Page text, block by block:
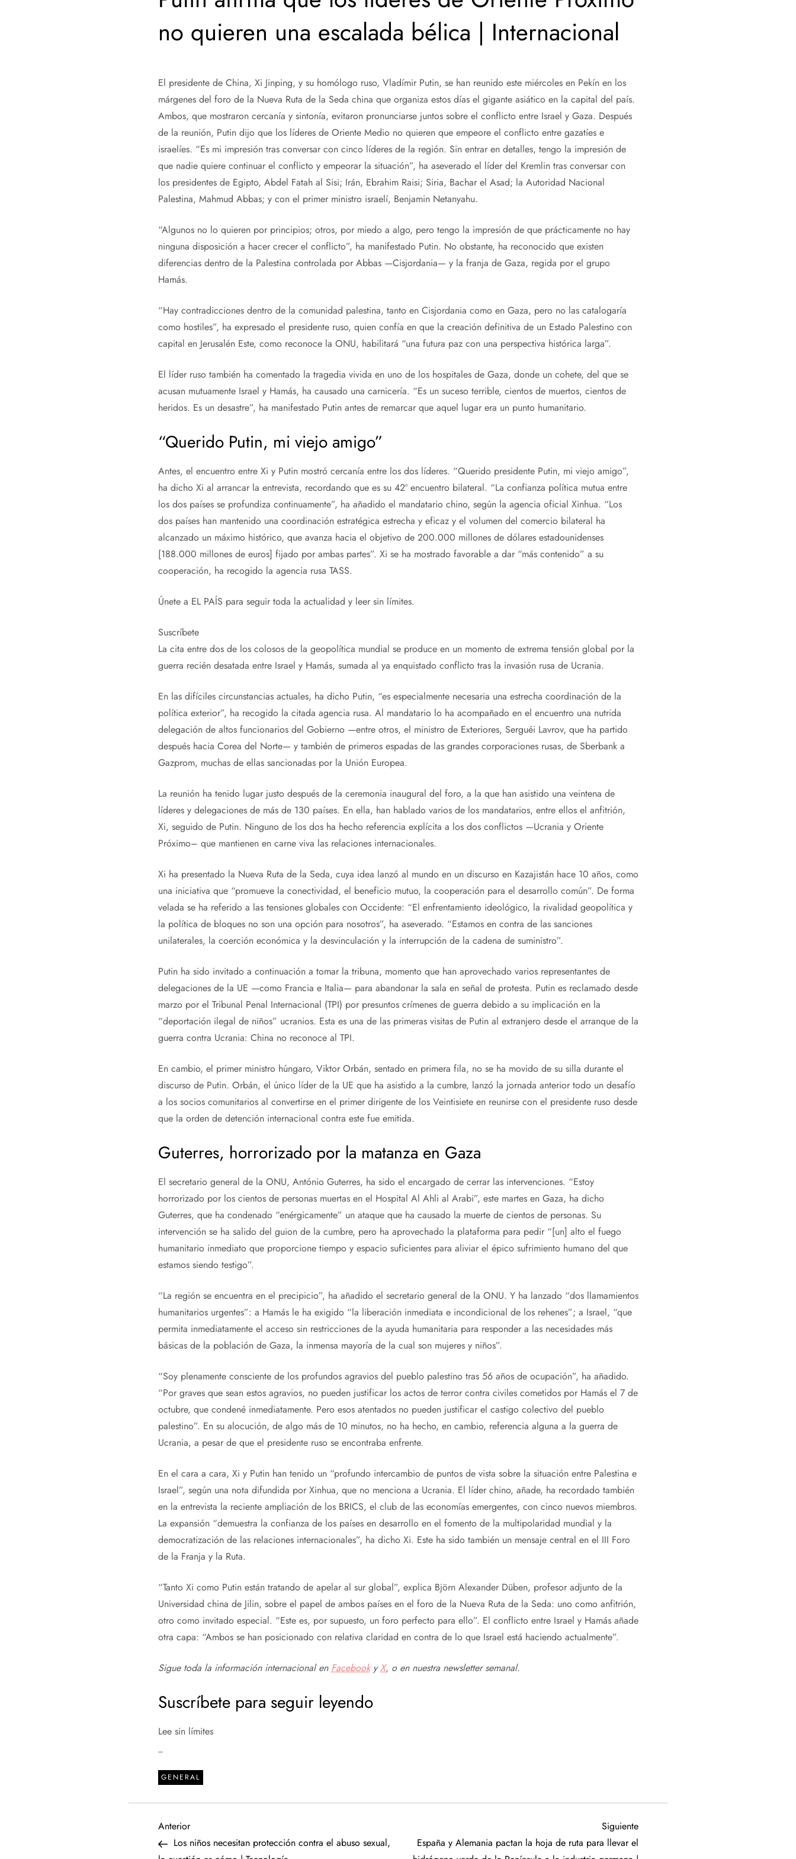
no quieren una escalada bélica | Internacional
El presidente de China, Xi Jinping, y su homólogo ruso, Vladímir Putin, se han reunido este miércoles en Pekín en los
márgenes del foro de la Nueva Ruta de la Seda china que organiza estos días el gigante asiático en la capital del país.
Ambos, que mostraron cercanía y sintonía, evitaron pronunciarse juntos sobre el conflicto entre Israel y Gaza. Después
de la reunión, Putin dijo que los líderes de Oriente Medio no quieren que empeore el conflicto entre gazatíes e
israelíes. “Es mi impresión tras conversar con cinco líderes de la región. Sin entrar en detalles, tengo la impresión de
que nadie quiere continuar el conflicto y empeorar la situación”, ha aseverado el líder del Kremlin tras conversar con
los presidentes de Egipto, Abdel Fatah al Sisi; Irán, Ebrahim Raisi; Siria, Bachar el Asad; la Autoridad Nacional
Palestina, Mahmud Abbas; y con el primer ministro israelí, Benjamin Netanyahu.
“Algunos no lo quieren por principios; otros, por miedo a algo, pero tengo la impresión de que prácticamente no hay
ninguna disposición a hacer crecer el conflicto”, ha manifestado Putin. No obstante, ha reconocido que existen
diferencias dentro de la Palestina controlada por Abbas —Cisjordania— y la franja de Gaza, regida por el grupo
Hamás.
“Hay contradicciones dentro de la comunidad palestina, tanto en Cisjordania como en Gaza, pero no las catalogaría
como hostiles”, ha expresado el presidente ruso, quien confía en que la creación definitiva de un Estado Palestino con
capital en Jerusalén Este, como reconoce la ONU, habilitará “una futura paz con una perspectiva histórica larga”.
El líder ruso también ha comentado la tragedia vivida en uno de los hospitales de Gaza, donde un cohete, del que se
acusan mutuamente Israel y Hamás, ha causado una carnicería. “Es un suceso terrible, cientos de muertos, cientos de
heridos. Es un desastre”, ha manifestado Putin antes de remarcar que aquel lugar era un punto humanitario.
“Querido Putin, mi viejo amigo”
Antes, el encuentro entre Xi y Putin mostró cercanía entre los dos líderes. “Querido presidente Putin, mi viejo amigo”,
ha dicho Xi al arrancar la entrevista, recordando que es su 42º encuentro bilateral. “La confianza política mutua entre
los dos países se profundiza continuamente”, ha añadido el mandatario chino, según la agencia oficial Xinhua. “Los
dos países han mantenido una coordinación estratégica estrecha y eficaz y el volumen del comercio bilateral ha
alcanzado un máximo histórico, que avanza hacia el objetivo de 200.000 millones de dólares estadounidenses
[188.000 millones de euros] fijado por ambas partes”. Xi se ha mostrado favorable a dar “más contenido” a su
cooperación, ha recogido la agencia rusa TASS.
Únete a EL PAÍS para seguir toda la actualidad y leer sin límites.
Suscríbete
La cita entre dos de los colosos de la geopolítica mundial se produce en un momento de extrema tensión global por la
guerra recién desatada entre Israel y Hamás, sumada al ya enquistado conflicto tras la invasión rusa de Ucrania.
En las difíciles circunstancias actuales, ha dicho Putin, “es especialmente necesaria una estrecha coordinación de la
política exterior”, ha recogido la citada agencia rusa. Al mandatario lo ha acompañado en el encuentro una nutrida
delegación de altos funcionarios del Gobierno —entre otros, el ministro de Exteriores, Serguéi Lavrov, que ha partido
después hacia Corea del Norte— y también de primeros espadas de las grandes corporaciones rusas, de Sberbank a
Gazprom, muchas de ellas sancionadas por la Unión Europea.
La reunión ha tenido lugar justo después de la ceremonia inaugural del foro, a la que han asistido una veintena de
líderes y delegaciones de más de 130 países. En ella, han hablado varios de los mandatarios, entre ellos el anfitrión,
Xi, seguido de Putin. Ninguno de los dos ha hecho referencia explícita a los dos conflictos —Ucrania y Oriente
Próximo– que mantienen en carne viva las relaciones internacionales.
Xi ha presentado la Nueva Ruta de la Seda, cuya idea lanzó al mundo en un discurso en Kazajistán hace 10 años, como
una iniciativa que “promueve la conectividad, el beneficio mutuo, la cooperación para el desarrollo común”. De forma
velada se ha referido a las tensiones globales con Occidente: “El enfrentamiento ideológico, la rivalidad geopolítica y
la política de bloques no son una opción para nosotros”, ha aseverado. “Estamos en contra de las sanciones
unilaterales, la coerción económica y la desvinculación y la interrupción de la cadena de suministro”.
Putin ha sido invitado a continuación a tomar la tribuna, momento que han aprovechado varios representantes de
delegaciones de la UE —como Francia e Italia— para abandonar la sala en señal de protesta. Putin es reclamado desde
marzo por el Tribunal Penal Internacional (TPI) por presuntos crímenes de guerra debido a su implicación en la
“deportación ilegal de niños” ucranios. Esta es una de las primeras visitas de Putin al extranjero desde el arranque de la
guerra contra Ucrania: China no reconoce al TPI.
En cambio, el primer ministro húngaro, Viktor Orbán, sentado en primera fila, no se ha movido de su silla durante el
discurso de Putin. Orbán, el único líder de la UE que ha asistido a la cumbre, lanzó la jornada anterior todo un desafío
a los socios comunitarios al convertirse en el primer dirigente de los Veintisiete en reunirse con el presidente ruso desde
que la orden de detención internacional contra este fue emitida.
Guterres, horrorizado por la matanza en Gaza
El secretario general de la ONU, António Guterres, ha sido el encargado de cerrar las intervenciones. “Estoy
horrorizado por los cientos de personas muertas en el Hospital Al Ahli al Arabi”, este martes en Gaza, ha dicho
Guterres, que ha condenado “enérgicamente” un ataque que ha causado la muerte de cientos de personas. Su
intervención se ha salido del guion de la cumbre, pero ha aprovechado la plataforma para pedir “[un] alto el fuego
humanitario inmediato que proporcione tiempo y espacio suficientes para aliviar el épico sufrimiento humano del que
estamos siendo testigo”.
“La región se encuentra en el precipicio”, ha añadido el secretario general de la ONU. Y ha lanzado “dos llamamientos
humanitarios urgentes”: a Hamás le ha exigido “la liberación inmediata e incondicional de los rehenes”; a Israel, “que
permita inmediatamente el acceso sin restricciones de la ayuda humanitaria para responder a las necesidades más
básicas de la población de Gaza, la inmensa mayoría de la cual son mujeres y niños”.
“Soy plenamente consciente de los profundos agravios del pueblo palestino tras 56 años de ocupación”, ha añadido.
“Por graves que sean estos agravios, no pueden justificar los actos de terror contra civiles cometidos por Hamás el 7 de
octubre, que condené inmediatamente. Pero esos atentados no pueden justificar el castigo colectivo del pueblo
palestino”. En su alocución, de algo más de 10 minutos, no ha hecho, en cambio, referencia alguna a la guerra de
Ucrania, a pesar de que el presidente ruso se encontraba enfrente.
En el cara a cara, Xi y Putin han tenido un “profundo intercambio de puntos de vista sobre la situación entre Palestina e
Israel”, según una nota difundida por Xinhua, que no menciona a Ucrania. El líder chino, añade, ha recordado también
en la entrevista la reciente ampliación de los BRICS, el club de las economías emergentes, con cinco nuevos miembros.
La expansión “demuestra la confianza de los países en desarrollo en el fomento de la multipolaridad mundial y la
democratización de las relaciones internacionales”, ha dicho Xi. Este ha sido también un mensaje central en el III Foro
de la Franja y la Ruta.
“Tanto Xi como Putin están tratando de apelar al sur global”, explica Björn Alexander Düben, profesor adjunto de la
Universidad china de Jilin, sobre el papel de ambos países en el foro de la Nueva Ruta de la Seda: uno como anfitrión,
otro como invitado especial. “Este es, por supuesto, un foro perfecto para ello”. El conflicto entre Israel y Hamás añade
otra capa: “Ambos se han posicionado con relativa claridad en contra de lo que Israel está haciendo actualmente”.
Sigue toda la información internacional en FacebookyX, o en nuestra newsletter semanal.
Suscríbete para seguir leyendo
Lee sin límites
GENERAL
N
Entrada
anterior
Anterior
Los niños necesitan protección contra el abuso sexual,
Siguiente
entrada
Siguiente
España y Alemania pactan la hoja de ruta para llevar el